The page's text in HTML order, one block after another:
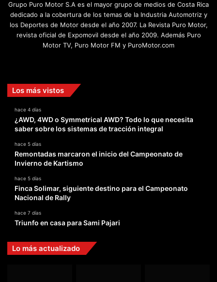
Grupo Puro Motor S.A es el mayor grupo de medios de Costa Rica
dedicado a la cobertura de los temas de la Industria Automotriz y
los Deportes de Motor desde el año 2007. La Revista Puro Motor,
revista oficial de Expomovil desde el año 2009. Además Puro
Motor TV, Puro Motor FM y PuroMotor.com
Los más vistos
hace 4 días
¿AWD, 4WD o Symmetrical AWD? Todo lo que necesita
saber sobre los sistemas de tracción integral
hace 5 días
Remontadas marcaron el inicio del Campeonato de
Invierno de Kartismo
hace 5 días
Finca Solimar, siguiente destino para el Campeonato
Nacional de Rally
hace 7 días
Triunfo en casa para Sami Pajari
Lo más actualizado